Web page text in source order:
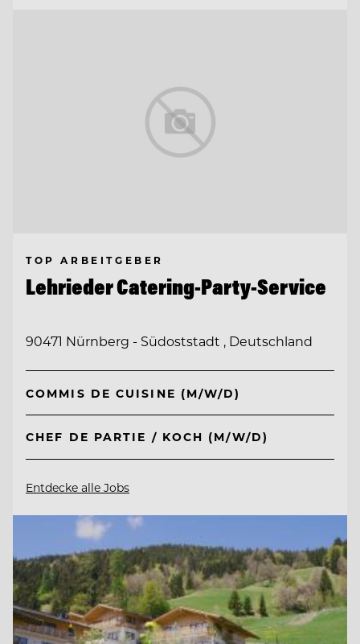
TOP ARBEITGEBER
Lehrieder Catering-Party-Service
90471 Nürnberg - Südoststadt , Deutschland
COMMIS DE CUISINE (M/W/D)
CHEF DE PARTIE / KOCH (M/W/D)
Entdecke alle Jobs